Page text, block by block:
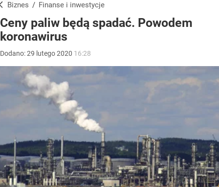
Biznes / Finanse i inwestycje
Ceny paliw będą spadać. Powodem
koronawirus
Dodano:29 lutego2020 16:28